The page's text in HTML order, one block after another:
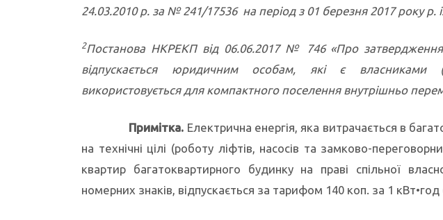
24.03.2010 р. за № 241/17536 на період з 01 березня 2017 року р.
2Постанова НКРЕКП від 06.06.2017 № 746 «Про
відпускається юридичним особам, які є власниками
використовується для компактного поселення внутрішньо
Примітка. Електрична енергія, яка витрачається в
на технічні цілі (роботу ліфтів, насосів та замково-
квартир багатоквартирного будинку на праві спільної
номерних знаків, відпускається за тарифом 140 коп. за 1